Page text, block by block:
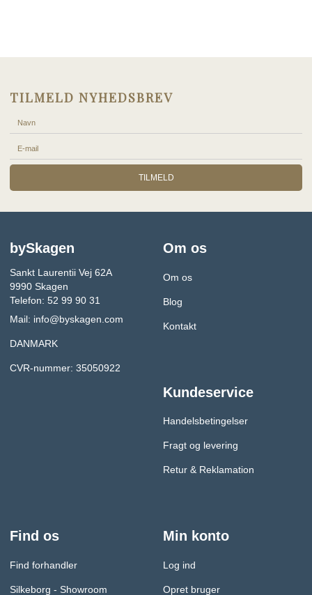
TILMELD NYHEDSBREV
TILMELD
bySkagen
Sankt Laurentii Vej 62A
9990 Skagen
Telefon: 52 99 90 31
Mail: info@byskagen.com
DANMARK
CVR-nummer: 35050922
Om os
Om os
Blog
Kontakt
Kundeservice
Handelsbetingelser
Fragt og levering
Retur & Reklamation
Find os
Find forhandler
Silkeborg - Showroom
Min konto
Log ind
Opret bruger